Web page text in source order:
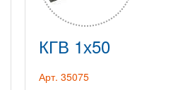
КГВ 1х50
Арт. 35075